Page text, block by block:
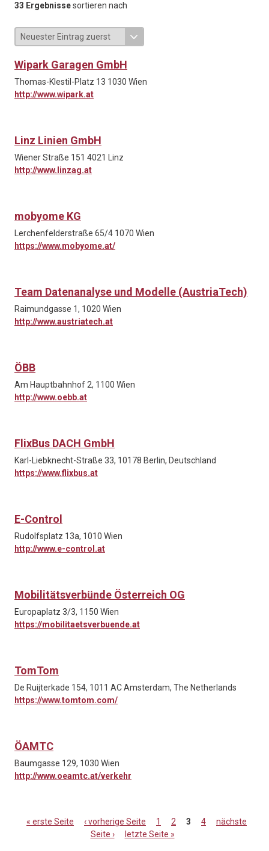
33 Ergebnissesortieren nach
Wipark Garagen GmbH
Thomas-Klestil-Platz 13 1030 Wien
http://www.wipark.at
Linz Linien GmbH
Wiener Straße 151 4021 Linz
http://www.linzag.at
mobyome KG
Lerchenfelderstraße 65/4 1070 Wien
https://www.mobyome.at/
Team Datenanalyse und Modelle (AustriaTech)
Raimundgasse 1, 1020 Wien
http://www.austriatech.at
ÖBB
Am Hauptbahnhof 2, 1100 Wien
http://www.oebb.at
FlixBus DACH GmbH
Karl-Liebknecht-Straße 33, 10178 Berlin, Deutschland
https://www.flixbus.at
E-Control
Rudolfsplatz 13a, 1010 Wien
http://www.e-control.at
Mobilitätsverbünde Österreich OG
Europaplatz 3/3, 1150 Wien
https://mobilitaetsverbuende.at
TomTom
De Ruijterkade 154, 1011 AC Amsterdam, The Netherlands
https://www.tomtom.com/
ÖAMTC
Baumgasse 129, 1030 Wien
http://www.oeamtc.at/verkehr
« erste Seite ‹ vorherige Seite 1 2 3 4
nächste
Seite ›
letzte Seite »